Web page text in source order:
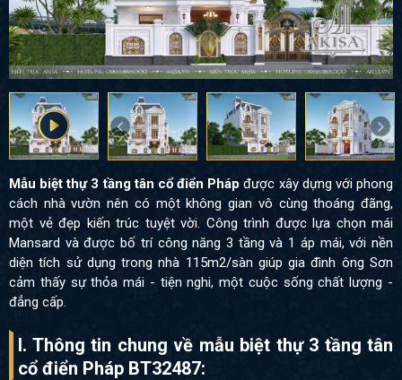
Mẫu biệt thự 3 tầng tân cổ điển Pháp được xây dựng với phong
cách nhà vườn nên có một không gian vô cùng thoáng đãng,
một vẻ đẹp kiến trúc tuyệt vời. Công trình được lựa chọn mái
Mansard và được bố trí công năng 3 tầng và 1 áp mái, với nền
diện tích sử dụng trong nhà 115m2/sàn giúp gia đình ông Sơn
cảm thấy sự thỏa mái - tiện nghi, một cuộc sống chất lượng -
đẳng cấp.
I. Thông tin chung về mẫu biệt thự 3 tầng tân
cổ điển Pháp BT32487: